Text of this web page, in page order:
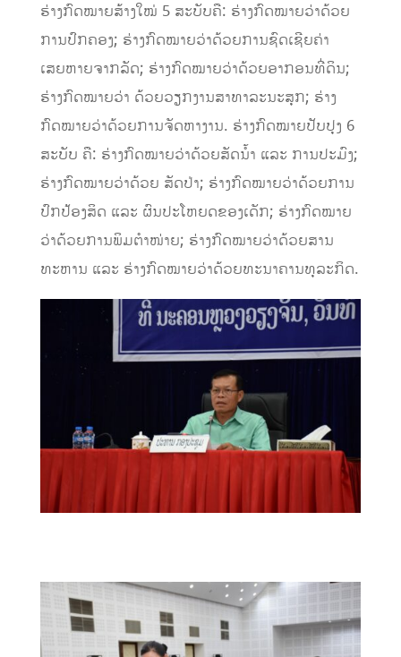
ຮ່າງກົດໝາຍສ້າງໃໝ່ 5 ສະບັບຄື: ຮ່າງກົດໝາຍວ່າດ້ວຍ
ການປົກຄອງ; ຮ່າງກົດໝາຍວ່າດ້ວຍການຊົດເຊີຍຄ່າ
ເສຍຫາຍຈາກລັດ; ຮ່າງກົດໝາຍວ່າດ້ວຍອາກອນທີ່ດິນ;
ຮ່າງກົດໝາຍວ່າ ດ້ວຍວຽກງານສາທາລະນະສຸກ; ຮ່າງ
ກົດໝາຍວ່າດ້ວຍການຈັດຫາງານ. ຮ່າງກົດໝາຍປັບປຸງ 6
ສະບັບ ຄື: ຮ່າງກົດໝາຍວ່າດ້ວຍສັດນໍ້າ ແລະ ການປະມົງ;
ຮ່າງກົດໝາຍວ່າດ້ວຍ ສັດປ່າ; ຮ່າງກົດໝາຍວ່າດ້ວຍການ
ປົກປ້ອງສິດ ແລະ ຜົນປະໂຫຍດຂອງເດັກ; ຮ່າງກົດໝາຍ
ວ່າດ້ວຍການພິມຕໍາໜ່າຍ; ຮ່າງກົດໝາຍວ່າດ້ວຍສານ
ທະຫານ ແລະ ຮ່າງກົດໝາຍວ່າດ້ວຍທະນາຄານທຸລະກິດ.